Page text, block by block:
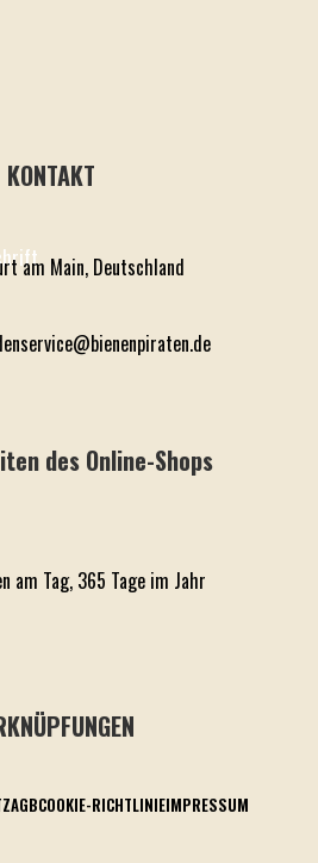
KONTAKT
am Main, Deutschland
des Online-Shops
am Tag, 365 Tage im Jahr
AGBCOOKIE-RICHTLINIEIMPRESSUM